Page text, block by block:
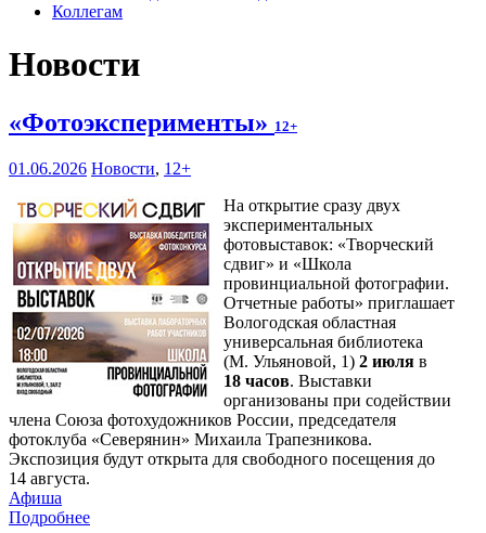
Коллегам
Новости
«Фотоэксперименты» 12+
01.06.2026 Новости, 12+
На открытие сразу двух
экспериментальных
фотовыставок: «Творческий
сдвиг» и «Школа
провинциальной фотографии.
Отчетные работы» приглашает
Вологодская областная
универсальная библиотека
(М. Ульяновой, 1) 2 июля в
18 часов. Выставки
организованы при содействии
члена Союза фотохудожников России, председателя
фотоклуба «Северянин» Михаила Трапезникова.
Экспозиция будут открыта для свободного посещения до
14 августа.
Афиша
Подробнее